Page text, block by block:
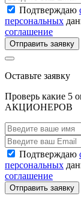
Подтверждаю
персональных
соглашение
Отправить заявку
Оставьте заявку
Проверь какие 5
АКЦИОНЕРОВ
Подтверждаю
персональных
соглашение
Отправить заявку